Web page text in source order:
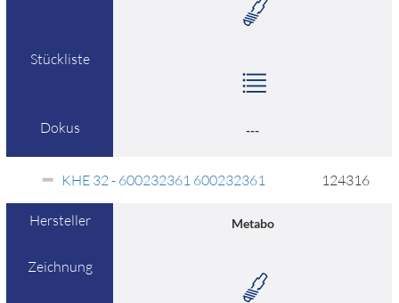
Stückliste
Dokus ---
KHE 32 - 600232361 600232361 124316
Hersteller Metabo
Zeichnung